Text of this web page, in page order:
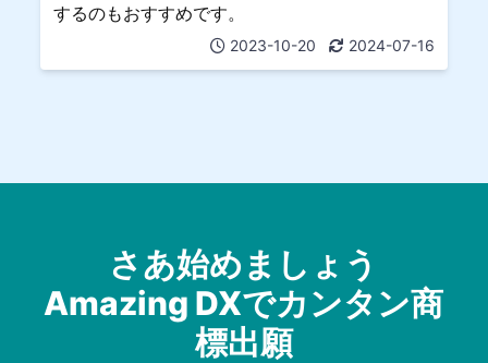
するのもおすすめです。
2023-10-20 2024-07-16
さあ始めましょう
Amazing DXでカンタン商
標出願